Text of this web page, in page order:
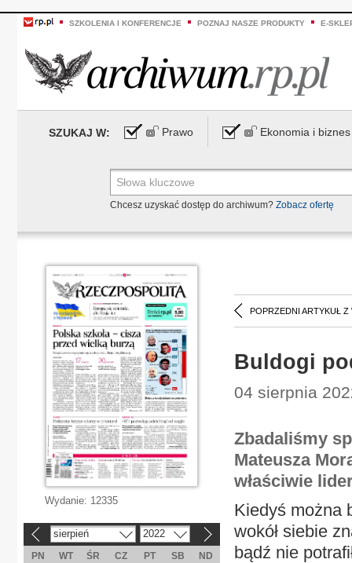
SZKOLENIA I KONFERENCJE POZNAJ NASZE PRODUKTY E-
SZUKAJ W: Prawo Ekonomia i biznes
Chcesz uzyskać dostęp do archiwum? Zobacz ofertę
POPRZEDNI ARTYKUŁ Z
Buldogi
04 sierpnia
Zbadaliśmy
Mateusza
właściwie
Kiedyś można
wokół siebie
bądź nie
Wydanie: 12335
sierpień 2022
PN WT ŚR CZ PT SB
ND